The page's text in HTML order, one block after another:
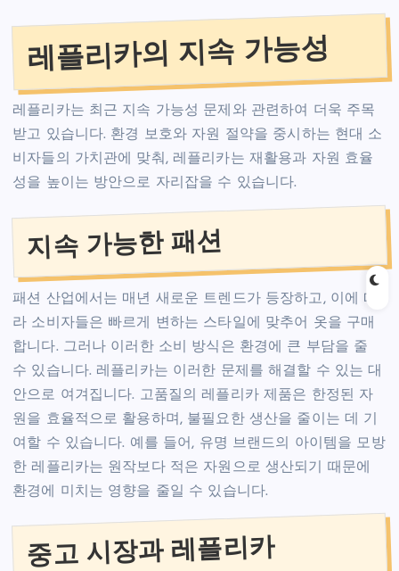
레플리카의 지속 가능성
레플리카는 최근 지속 가능성 문제와 관련하여 더욱 주목
받고 있습니다. 환경 보호와 자원 절약을 중시하는 현대 소
비자들의 가치관에 맞춰, 레플리카는 재활용과 자원 효율
성을 높이는 방안으로 자리잡을 수 있습니다.
지속 가능한 패션
패션 산업에서는 매년 새로운 트렌드가 등장하고, 이에 따
라 소비자들은 빠르게 변하는 스타일에 맞추어 옷을 구매
합니다. 그러나 이러한 소비 방식은 환경에 큰 부담을 줄
수 있습니다. 레플리카는 이러한 문제를 해결할 수 있는 대
안으로 여겨집니다. 고품질의 레플리카 제품은 한정된 자
원을 효율적으로 활용하며, 불필요한 생산을 줄이는 데 기
여할 수 있습니다. 예를 들어, 유명 브랜드의 아이템을 모방
한 레플리카는 원작보다 적은 자원으로 생산되기 때문에
환경에 미치는 영향을 줄일 수 있습니다.
중고 시장과 레플리카